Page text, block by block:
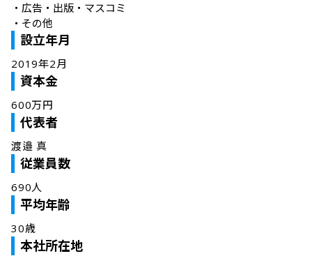
・ 広告・出版・マスコミ
・ その他
設立年月
2019年2月
資本金
600万円
代表者
渡邉 真
従業員数
690人
平均年齢
30歳
本社所在地